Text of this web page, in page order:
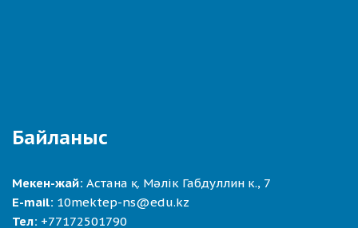
Байланыс
Мекен-жай: Астана қ. Мәлік Габдуллин к., 7
E-mail: 10mektep-ns@edu.kz
Тел: +77172501790